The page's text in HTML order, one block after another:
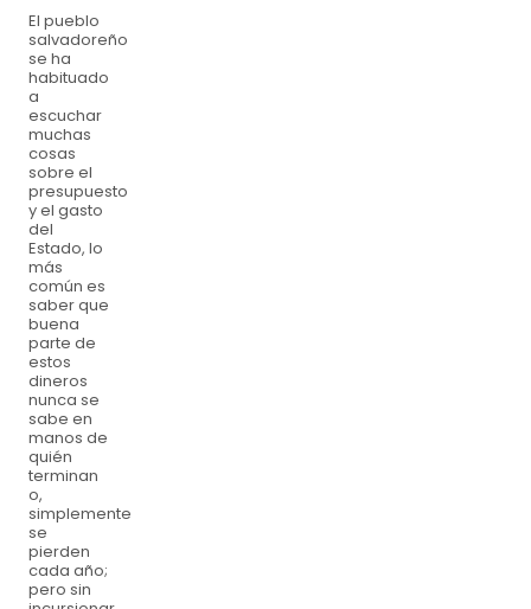
El pueblo
salvadoreño
se ha
habituado
a
escuchar
muchas
cosas
sobre el
presupuesto
y el gasto
del
Estado, lo
más
común es
saber que
buena
parte de
estos
dineros
nunca se
sabe en
manos de
quién
terminan
o,
simplemente
se
pierden
cada año;
pero sin